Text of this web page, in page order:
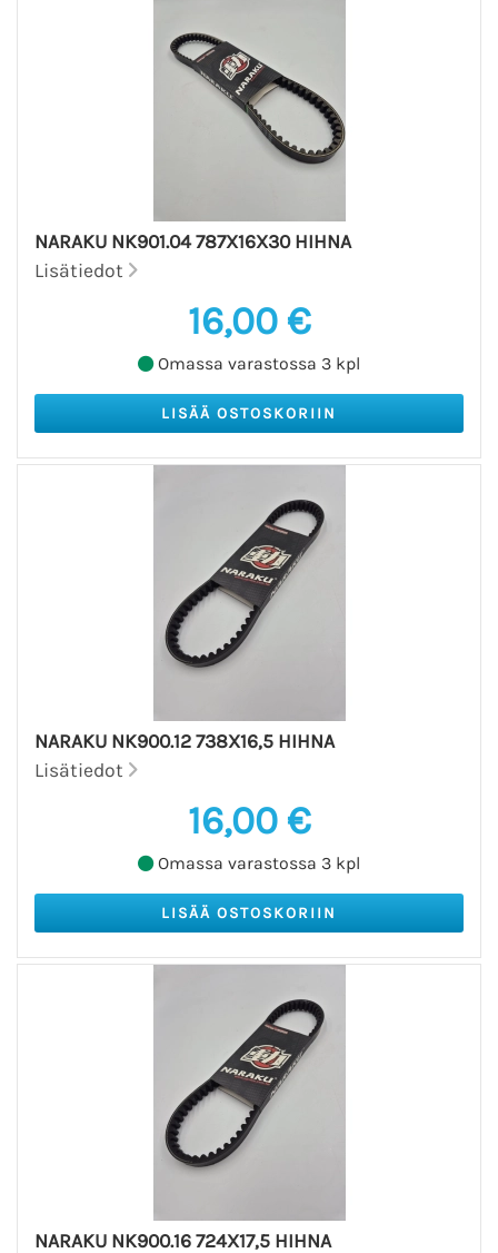
NARAKU NK901.04 787X16X30 HIHNA
Lisätiedot
16,00 €
Omassa varastossa 3 kpl
NARAKU NK900.12 738X16,5 HIHNA
Lisätiedot
16,00 €
Omassa varastossa 3 kpl
NARAKU NK900.16 724X17,5 HIHNA